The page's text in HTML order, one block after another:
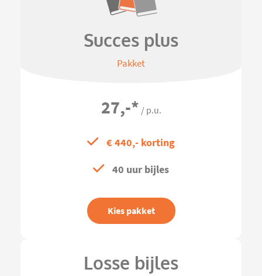
Succes plus
Pakket
27,-* / p.u.
€ 440,- korting
40 uur bijles
Kies pakket
Losse bijles